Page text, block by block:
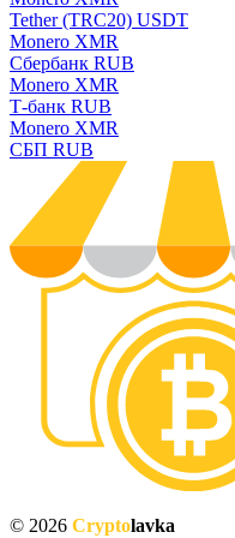
Tether (TRC20) USDT
Monero XMR
Сбербанк RUB
Monero XMR
Т-банк RUB
Monero XMR
СБП RUB
© 2026 Cryptolavka